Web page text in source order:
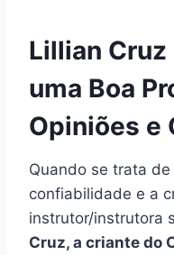
Lillian Cruz
uma Boa
Opiniões e
Quando se trata
confiabilidade e a
instrutor/instrutora
Cruz, a criante do